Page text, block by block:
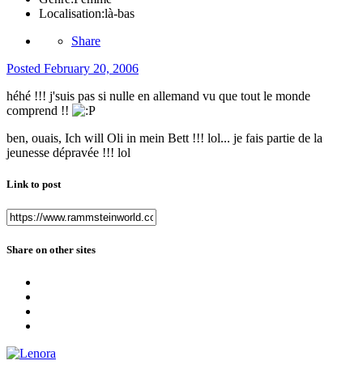
Localisation:là-bas
Share
Posted February 20, 2006
héhé !!! j'suis pas si nulle en allemand vu que tout le monde
comprend !!
ben, ouais, Ich will Oli in mein Bett !!! lol... je fais partie de la
jeunesse dépravée !!! lol
Link to post
Share on other sites